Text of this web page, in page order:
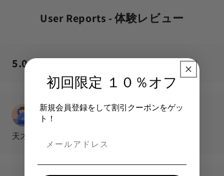
User Reports - 体験レビュー
5.0
中野廉
天才でした
初回限定 １０％オフ
新規会員登録をして割引クーポンをゲッ
ト！